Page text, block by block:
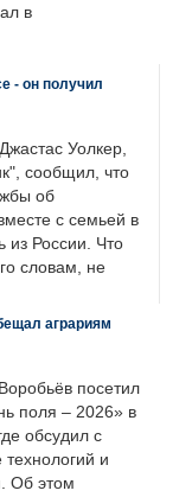
в
- он получил
Уолкер,
сообщил, что
об
с семьей в
из России. Что
словам, не
аграриям
посетил
поля – 2026» в
обсудил с
и
Об этом